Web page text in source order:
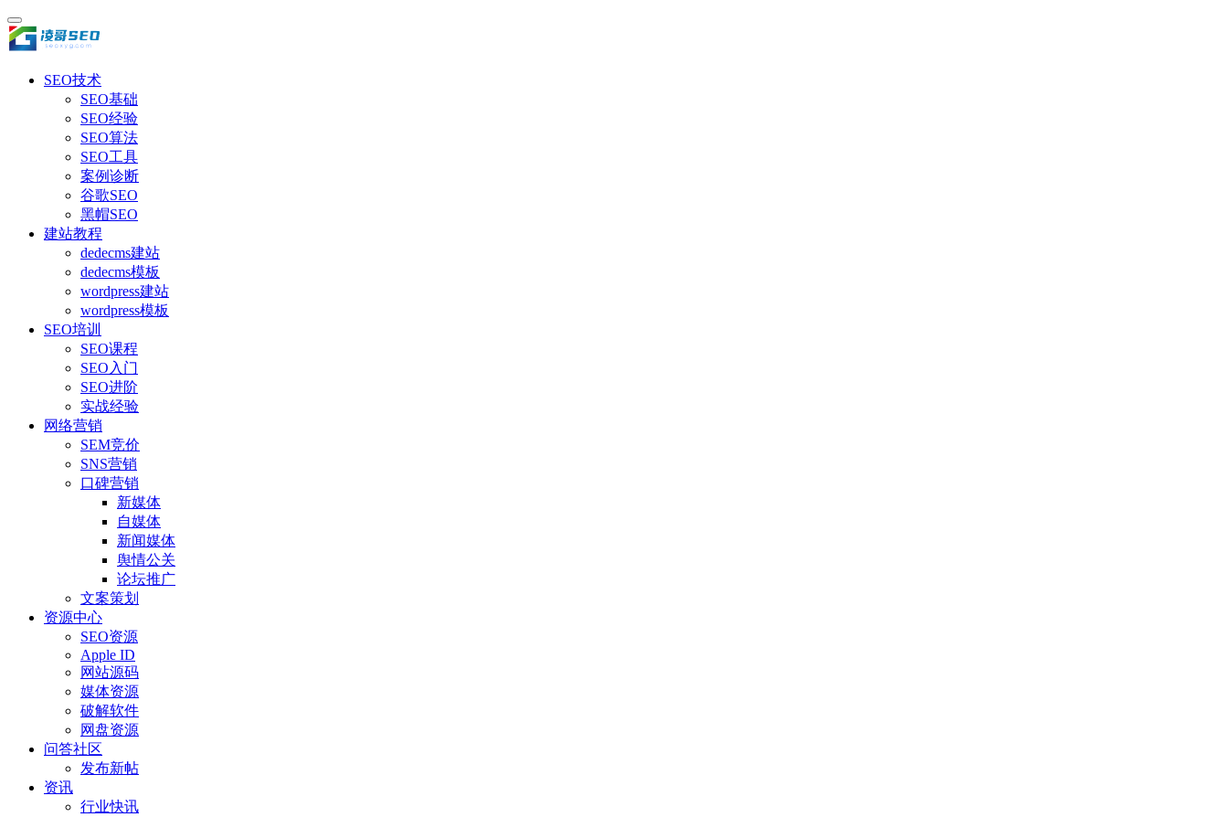
SEO技术
SEO基础
SEO经验
SEO算法
SEO工具
案例诊断
谷歌SEO
黑帽SEO
建站教程
dedecms建站
dedecms模板
wordpress建站
wordpress模板
SEO培训
SEO课程
SEO入门
SEO进阶
实战经验
网络营销
SEM竞价
SNS营销
口碑营销
新媒体
自媒体
新闻媒体
舆情公关
论坛推广
文案策划
资源中心
SEO资源
Apple ID
网站源码
媒体资源
破解软件
网盘资源
问答社区
发布新帖
资讯
行业快讯